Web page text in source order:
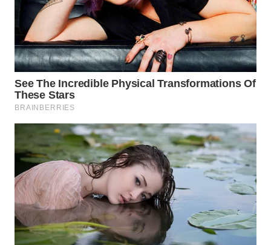
WN
PURWAKARTA
WN
PRIANGAN
TIMUR
WN
SEMARANG
WN
SOLO
WN
BOROBUDUR